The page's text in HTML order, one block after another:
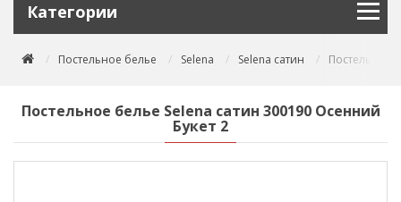
Категории
Постельное белье Selena Selena сатин Постельное
Постельное белье Selena сатин 300190 Осенний
Букет 2